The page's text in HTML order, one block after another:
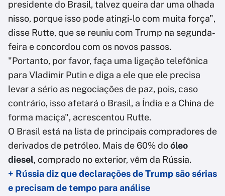
presidente do Brasil, talvez queira dar uma olhada
nisso, porque isso pode atingi-lo com muita força",
disse Rutte, que se reuniu com Trump na segunda-
feira e concordou com os novos passos.
"Portanto, por favor, faça uma ligação telefônica
para Vladimir Putin e diga a ele que ele precisa
levar a sério as negociações de paz, pois, caso
contrário, isso afetará o Brasil, a Índia e a China de
forma maciça", acrescentou Rutte.
O Brasil está na lista de principais compradores de
derivados de petróleo. Mais de 60% doóleo
diesel, comprado no exterior, vêm da Rússia.
+ Rússia diz que declarações de Trump são sérias
e precisam de tempo para análise